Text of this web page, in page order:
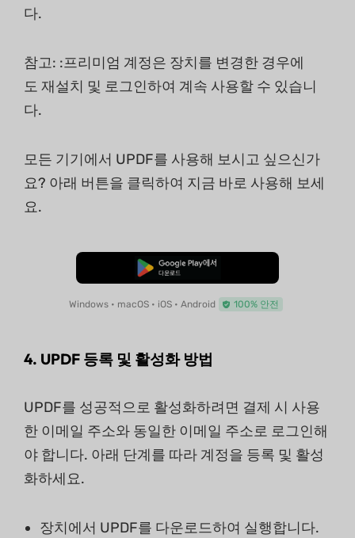
다.
참고: :프리미엄 계정은 장치를 변경한 경우에
도 재설치 및 로그인하여 계속 사용할 수 있습니
다.
모든 기기에서 UPDF를 사용해 보시고 싶으신가
요? 아래 버튼을 클릭하여 지금 바로 사용해 보세
요.
무료로 다운로드
Windows • macOS • iOS • Android 100% 안전
4. UPDF 등록 및 활성화 방법
UPDF를 성공적으로 활성화하려면 결제 시 사용
한 이메일 주소와 동일한 이메일 주소로 로그인해
야 합니다. 아래 단계를 따라 계정을 등록 및 활성
화하세요.
장치에서 UPDF를 다운로드하여 실행합니다.